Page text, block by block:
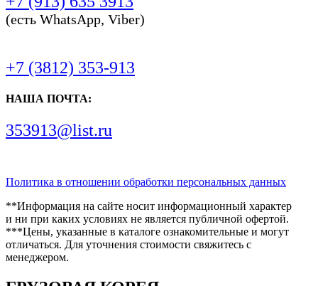
(есть WhatsApp, Viber)
+7 (3812) 353-913
НАША ПОЧТА:
353913@list.ru
Политика в отношении обработки персональных данных
**Информация на сайте носит информационный характер
и ни при каких условиях не является публичной офертой.
***Цены, указанные в каталоге ознакомительные и могут
отличаться. Для уточнения стоимости свяжитесь с
менеджером.